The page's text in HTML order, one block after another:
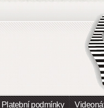
Platební podmínky